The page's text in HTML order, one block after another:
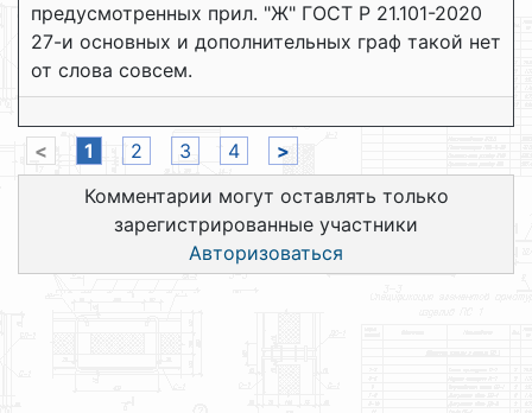
предусмотренных прил. "Ж" ГОСТ Р 21.101-2020
27-и основных и дополнительных граф такой нет
от слова совсем.
< 1 2 3 4
>
Комментарии могут оставлять только
зарегистрированные участники
Авторизоваться